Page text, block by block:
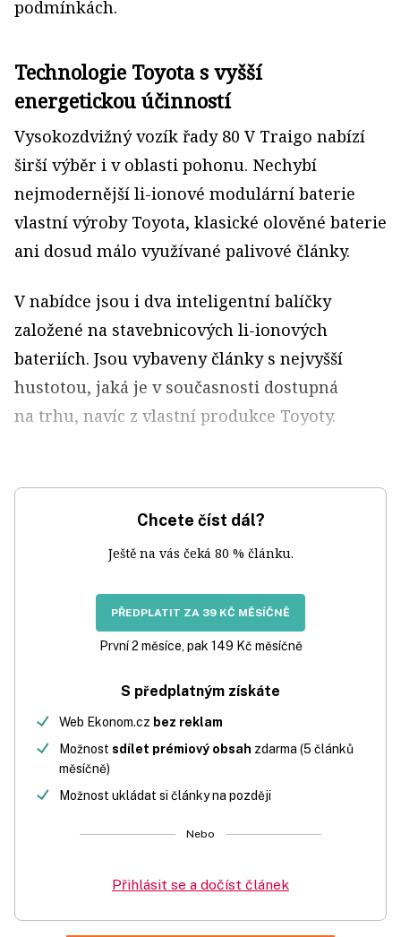
podmínkách.
Technologie Toyota s vyšší
energetickou účinností
Vysokozdvižný vozík řady 80 V Traigo nabízí
širší výběr i v oblasti pohonu. Nechybí
nejmodernější li-ionové modulární baterie
vlastní výroby Toyota, klasické olověné baterie
ani dosud málo využívané palivové články.
V nabídce jsou i dva inteligentní balíčky
založené na stavebnicových li-ionových
bateriích. Jsou vybaveny články s nejvyšší
hustotou, jaká je v současnosti dostupná
na trhu, navíc z vlastní produkce Toyoty.
Chcete číst dál?
Ještě na vás čeká 80 % článku.
PŘEDPLATIT ZA 39 KČ MĚSÍČNĚ
První 2 měsíce, pak 149 Kč měsíčně
S předplatným získáte
Web Ekonom.cz bez reklam
Možnost sdílet prémiový obsah zdarma (5 článků
měsíčně)
Možnost ukládat si články na později
Nebo
Přihlásit se a dočíst článek